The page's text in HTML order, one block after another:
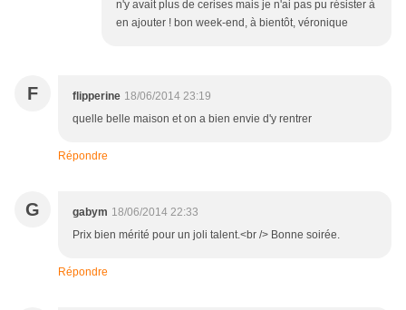
n'y avait plus de cerises mais je n'ai pas pu résister à
en ajouter ! bon week-end, à bientôt, véronique
F flipperine 18/06/2014 23:19
quelle belle maison et on a bien envie d'y rentrer
Répondre
G gabym 18/06/2014 22:33
Prix bien mérité pour un joli talent.<br /> Bonne soirée.
Répondre